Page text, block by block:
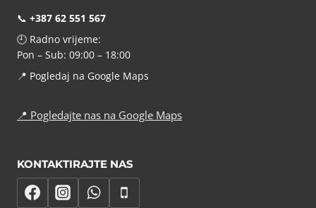
📞 +387 62 551 567
🕘 Radno vrijeme:
Pon – Sub: 09:00 – 18:00
📍 Pogledaj na Google Maps
📍 Pogledajte nas na Google Maps
KONTAKTIRAJTE NAS